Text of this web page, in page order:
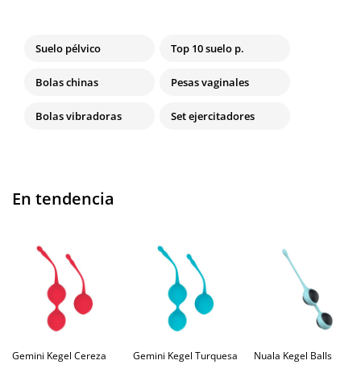
Suelo pélvico Top 10 suelo p.
Bolas chinas Pesas vaginales
Bolas vibradoras Set ejercitadores
En tendencia
Gemini Kegel Cereza Gemini Kegel Turquesa Nuala Kegel Balls